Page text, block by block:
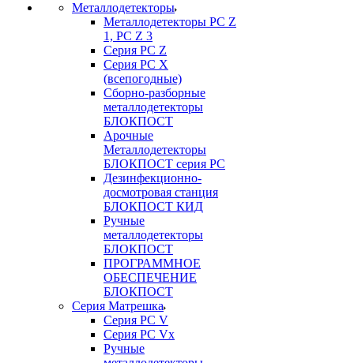
Металлодетекторы
Металлодетекторы РС Z
1, PC Z 3
Серия РС Z
Серия РС X
(всепогодные)
Сборно-разборные
металлодетекторы
БЛОКПОСТ
Арочные
Металлодетекторы
БЛОКПОСТ серия РС
Дезинфекционно-
досмотровая станция
БЛОКПОСТ КИД
Ручные
металлодетекторы
БЛОКПОСТ
ПРОГРАММНОЕ
ОБЕСПЕЧЕНИЕ
БЛОКПОСТ
Серия Матрешка
Серия PC V
Серия PC Vx
Ручные